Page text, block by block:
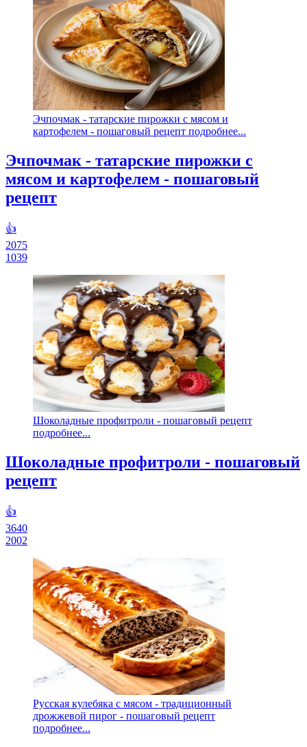
Эчпочмак - татарские пирожки с мясом и
картофелем - пошаговый рецепт подробнее...
Эчпочмак - татарские пирожки с
мясом и картофелем - пошаговый
рецепт
👍
2075
1039
Шоколадные профитроли - пошаговый рецепт
подробнее...
Шоколадные профитроли - пошаговый
рецепт
👍
3640
2002
Русская кулебяка с мясом - традиционный
дрожжевой пирог - пошаговый рецепт
подробнее...